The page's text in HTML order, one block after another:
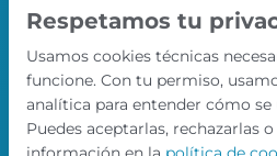
LLEVA XAXUKO CONTIGO
Chollos, misiones y recompensas
nuestra APP.
PRÓXIMAMENTE EN
App Store
Respetamos tu
Usamos cookies técnicas
funcione. Con tu permiso,
analítica para entender cómo se
Puedes aceptarlas, rechazarlas